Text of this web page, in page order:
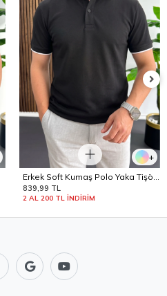
+
Erkek Soft Kumaş Polo Yaka Tişört
Siyah Edw506
839,99 TL
2 AL 200 TL İNDİRİM